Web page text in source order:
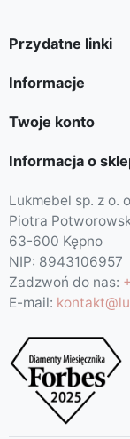
Przydatne linki
Informacje
Twoje konto
Informacja o
Lukmebel sp. z o.
Piotra
63-600 Kępno
NIP: 8943106957
Zadzwoń do nas:
E-mail: